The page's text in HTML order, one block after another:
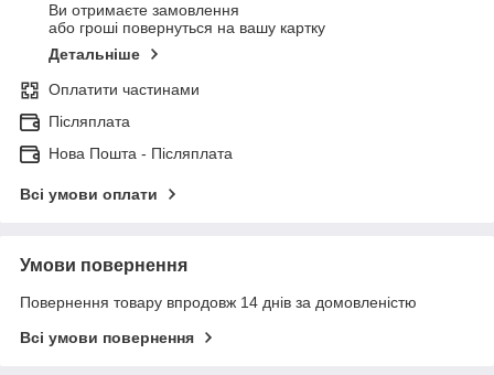
Ви отримаєте замовлення
або гроші повернуться на вашу картку
Детальніше
Оплатити частинами
Післяплата
Нова Пошта - Післяплата
Всі умови оплати
Умови повернення
Повернення товару впродовж 14 днів за домовленістю
Всі умови повернення